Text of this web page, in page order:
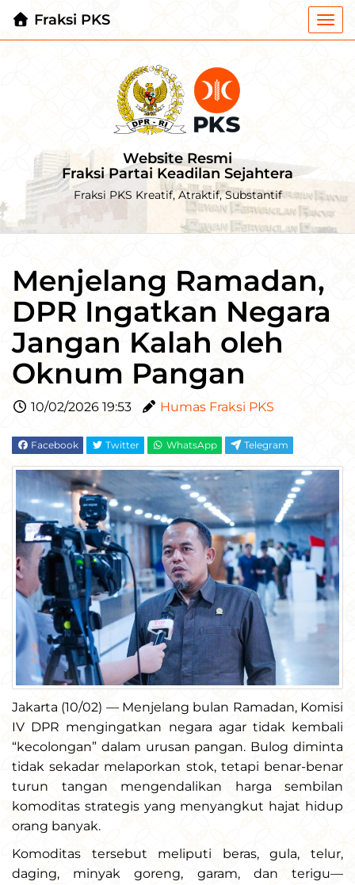
Fraksi PKS
Website Resmi
Fraksi Partai Keadilan Sejahtera
Fraksi PKS Kreatif, Atraktif, Substantif
Menjelang Ramadan,
DPR Ingatkan Negara
Jangan Kalah oleh
Oknum Pangan
10/02/2026 19:53 Humas Fraksi PKS
Facebook Twitter WhatsApp Telegram
Jakarta (10/02) — Menjelang bulan Ramadan, Komisi
IV DPR mengingatkan negara agar tidak kembali
“kecolongan” dalam urusan pangan. Bulog diminta
tidak sekadar melaporkan stok, tetapi benar-benar
turun tangan mengendalikan harga sembilan
komoditas strategis yang menyangkut hajat hidup
orang banyak.
Komoditas tersebut meliputi beras, gula, telur,
daging, minyak goreng, garam, dan terigu—